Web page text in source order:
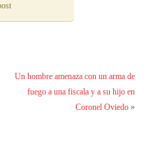
Un hombre amenaza con un arma de
fuego a una fiscala y a su hijo en
Coronel Oviedo»